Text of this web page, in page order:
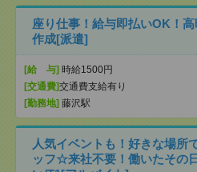
座り仕事！給与即払いOK！
作成[派遣]
[給 与] 時給1500円
[交通費]交通費支給有り
[勤務地] 藤沢駅
人気イベントも！好きな場所
ッフ☆来社不要！働いたその